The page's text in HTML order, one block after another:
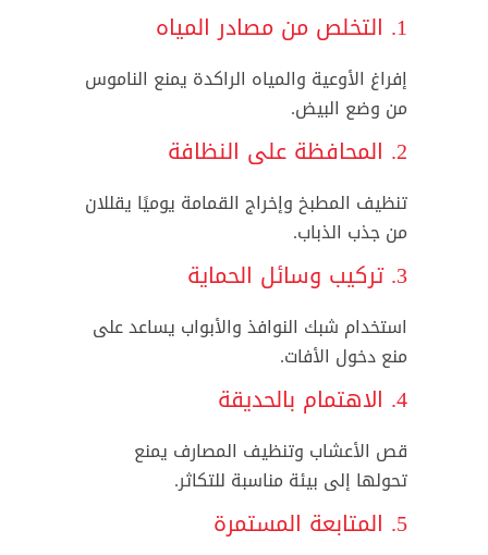
1. التخلص من مصادر المياه
إفراغ الأوعية والمياه الراكدة يمنع الناموس
من وضع البيض.
2. المحافظة على النظافة
تنظيف المطبخ وإخراج القمامة يوميًا يقللان
من جذب الذباب.
3. تركيب وسائل الحماية
استخدام شبك النوافذ والأبواب يساعد على
منع دخول الأفات.
4. الاهتمام بالحديقة
قص الأعشاب وتنظيف المصارف يمنع
تحولها إلى بيئة مناسبة للتكاثر.
5. المتابعة المستمرة